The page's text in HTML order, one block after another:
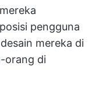
pengguna
mereka di
orang di